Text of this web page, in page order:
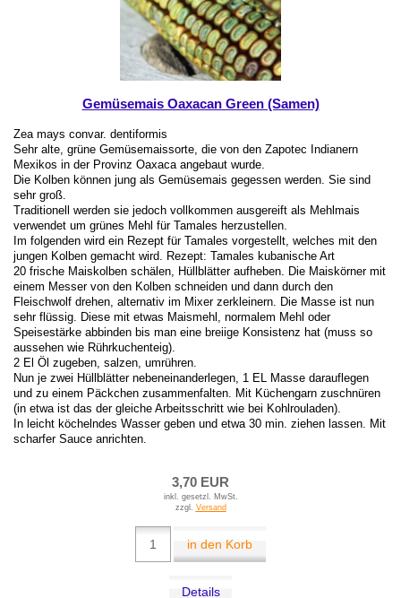
Gemüsemais Oaxacan Green (Samen)
Zea mays convar. dentiformis
Sehr alte, grüne Gemüsemaissorte, die von den Zapotec Indianern
Mexikos in der Provinz Oaxaca angebaut wurde.
Die Kolben können jung als Gemüsemais gegessen werden. Sie sind
sehr groß.
Traditionell werden sie jedoch vollkommen ausgereift als Mehlmais
verwendet um grünes Mehl für Tamales herzustellen.
Im folgenden wird ein Rezept für Tamales vorgestellt, welches mit den
jungen Kolben gemacht wird. Rezept: Tamales kubanische Art
20 frische Maiskolben schälen, Hüllblätter aufheben. Die Maiskörner mit
einem Messer von den Kolben schneiden und dann durch den
Fleischwolf drehen, alternativ im Mixer zerkleinern. Die Masse ist nun
sehr flüssig. Diese mit etwas Maismehl, normalem Mehl oder
Speisestärke abbinden bis man eine breiige Konsistenz hat (muss so
aussehen wie Rührkuchenteig).
2 El Öl zugeben, salzen, umrühren.
Nun je zwei Hüllblätter nebeneinanderlegen, 1 EL Masse darauflegen
und zu einem Päckchen zusammenfalten. Mit Küchengarn zuschnüren
(in etwa ist das der gleiche Arbeitsschritt wie bei Kohlrouladen).
In leicht köchelndes Wasser geben und etwa 30 min. ziehen lassen. Mit
scharfer Sauce anrichten.
3,70 EUR
inkl. gesetzl. MwSt.
zzgl. Versand
in den Korb
Details